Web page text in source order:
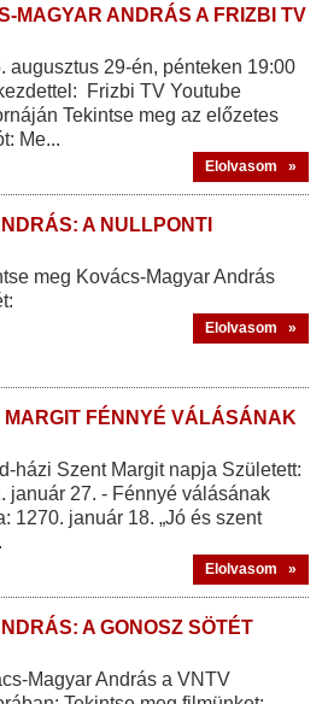
MAGYAR ANDRÁS A FRIZBI TV
augusztus 29-én, pénteken 19:00
Frizbi TV Youtube
Tekintse meg az előzetes
Me...
Elolvasom »
A NULLPONTI
meg Kovács-Magyar András
Elolvasom »
FÉNNYÉ VÁLÁSÁNAK
házi Szent Margit napja Született:
január 27. - Fénnyé válásának
1270. január 18. „Jó és szent
Elolvasom »
A GONOSZ SÖTÉT
Magyar András a VNTV